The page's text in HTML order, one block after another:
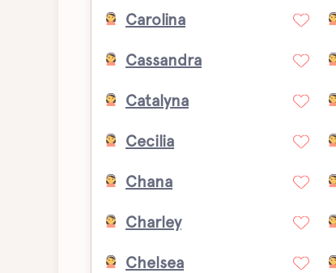
Carolina
Cassandra
Catalyna
Cecilia
Chana
Charley
Chelsea